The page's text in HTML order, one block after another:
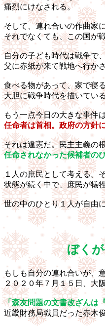
痛烈にけなされる。
そして、連れ合いの作曲家
それでなくても、この国が
自分の子ども時代は戦争で
父に赤紙が来て戦地へ行か
食べる物があって、家で寝
大胆に戦争時代を描いてい
もう一点今日の大きな事件
任命者は首相。政府の方針
それは違憲だ。民主主義の
任命されなかった候補者の
１人の庶民として考える。
状態が続く中で、庶民が犠
世の中のひとり１人が自由
２０２
ぼく
もしも自分の連れ合いが、
２０２０年７月１５日、大
「森友問題の文書改ざんは
近畿財務局職員だった赤木